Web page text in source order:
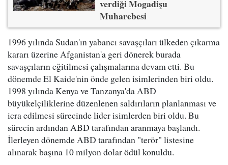
verdiği Mogadişu
Muharebesi
1996 yılında Sudan'ın yabancı savaşçıları ülkeden çıkarma
kararı üzerine Afganistan'a geri dönerek burada
savaşçıların eğitilmesi çalışmalarına devam etti. Bu
dönemde El Kaide'nin önde gelen isimlerinden biri oldu.
1998 yılında Kenya ve Tanzanya'da ABD
büyükelçiliklerine düzenlenen saldırıların planlanması ve
icra edilmesi sürecinde lider isimlerden biri oldu. Bu
sürecin ardından ABD tarafından aranmaya başlandı.
İlerleyen dönemde ABD tarafından "terör" listesine
alınarak başına 10 milyon dolar ödül konuldu.